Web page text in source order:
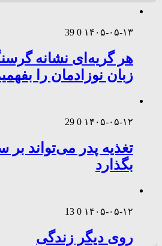
۱۴۰۵-۰۵-۱۳ 0
39
هر گریه‌ای نشانه
زبان نوزادمان را
۱۴۰۵-۰۵-۱۲ 0
29
تغذیه پدر می‌تواند بر
بگذارد
۱۴۰۵-۰۵-۱۲ 0
13
روی دیگر زندگی